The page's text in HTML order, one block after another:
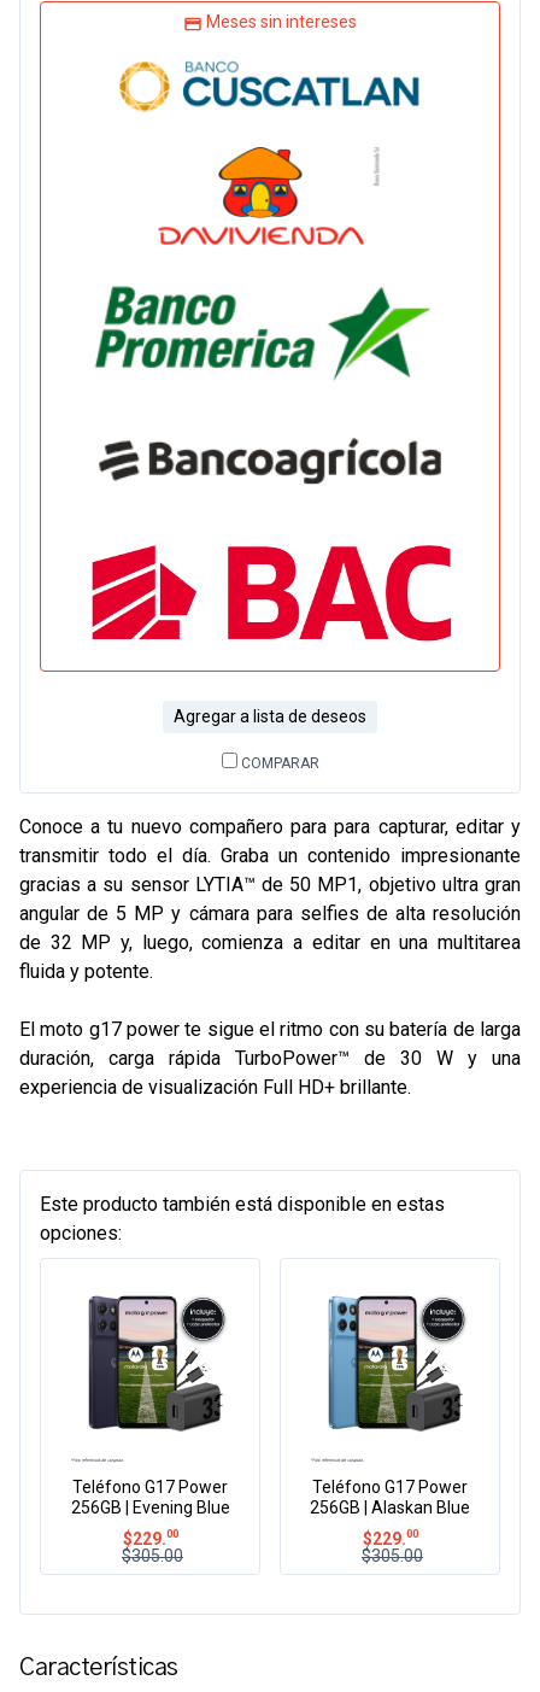
Meses sin intereses
Agregar a lista de deseos
COMPARAR
Conoce a tu nuevo compañero para para capturar, editar y
transmitir todo el día. Graba un contenido impresionante
gracias a su sensor LYTIA™ de 50 MP1, objetivo ultra gran
angular de 5 MP y cámara para selfies de alta resolución
de 32 MP y, luego, comienza a editar en una multitarea
fluida y potente.
El moto g17 power te sigue el ritmo con su batería de larga
duración, carga rápida TurboPower™ de 30 W y una
experiencia de visualización Full HD+ brillante.
Este producto también está disponible en estas
opciones:
Teléfono G17 Power
256GB | Evening Blue
$229.00
$305.00
Teléfono G17 Power
256GB | Alaskan Blue
$229.00
$305.00
Características